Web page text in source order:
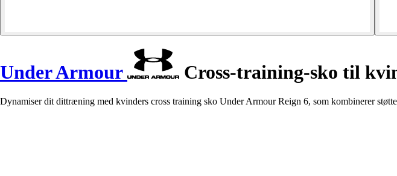
Under Armour Cross-training-sko til
Dynamiser dit dittræning med kvinders cross training sko Under Armour Reign 6, som kombinerer